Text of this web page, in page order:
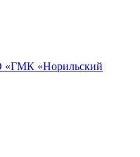
«ГМК «Норильский